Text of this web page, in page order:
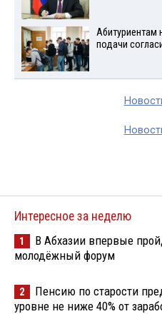
Абитуриентам
подачи
Интересное за неделю
1
В Абхазии впервые
молодёжный форум
2
Пенсию по старости
уровне не ниже 40% от